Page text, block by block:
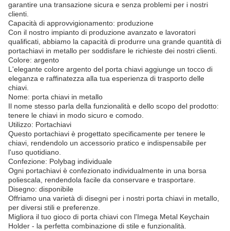
garantire una transazione sicura e senza problemi per i nostri
clienti.
Capacità di approvvigionamento: produzione
Con il nostro impianto di produzione avanzato e lavoratori
qualificati, abbiamo la capacità di produrre una grande quantità di
portachiavi in metallo per soddisfare le richieste dei nostri clienti.
Colore: argento
L'elegante colore argento del porta chiavi aggiunge un tocco di
eleganza e raffinatezza alla tua esperienza di trasporto delle
chiavi.
Nome: porta chiavi in metallo
Il nome stesso parla della funzionalità e dello scopo del prodotto:
tenere le chiavi in modo sicuro e comodo.
Utilizzo: Portachiavi
Questo portachiavi è progettato specificamente per tenere le
chiavi, rendendolo un accessorio pratico e indispensabile per
l'uso quotidiano.
Confezione: Polybag individuale
Ogni portachiavi è confezionato individualmente in una borsa
poliescala, rendendola facile da conservare e trasportare.
Disegno: disponibile
Offriamo una varietà di disegni per i nostri porta chiavi in metallo,
per diversi stili e preferenze.
Migliora il tuo gioco di porta chiavi con l'Imega Metal Keychain
Holder - la perfetta combinazione di stile e funzionalità.